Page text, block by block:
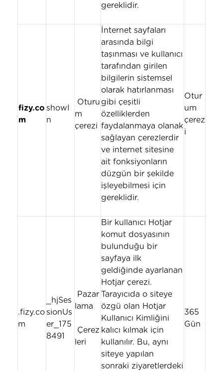
gereklidir.
fizy.co
m
showI
n
Oturu
m
çerezi
İnternet sayfaları
arasında bilgi
taşınması ve kullanıcı
tarafından girilen
bilgilerin sistemsel
olarak hatırlanması
gibi çeşitli
özelliklerden
faydalanmaya olanak
sağlayan çerezlerdir
ve internet sitesine
ait fonksiyonların
düzgün bir şekilde
işleyebilmesi için
gereklidir.
Otur
um
çerez
i
.fizy.co
m
_hjSes
sionUs
er_175
8491
Pazar
lama
Çerez
leri
Bir kullanıcı Hotjar
komut dosyasının
bulunduğu bir
sayfaya ilk
geldiğinde ayarlanan
Hotjar çerezi.
Tarayıcıda o siteye
özgü olan Hotjar
Kullanıcı Kimliğini
kalıcı kılmak için
kullanılır. Bu, aynı
siteye yapılan
sonraki ziyaretlerdeki
365
Gün